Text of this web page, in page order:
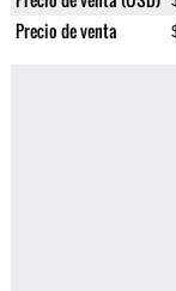
Precio de venta